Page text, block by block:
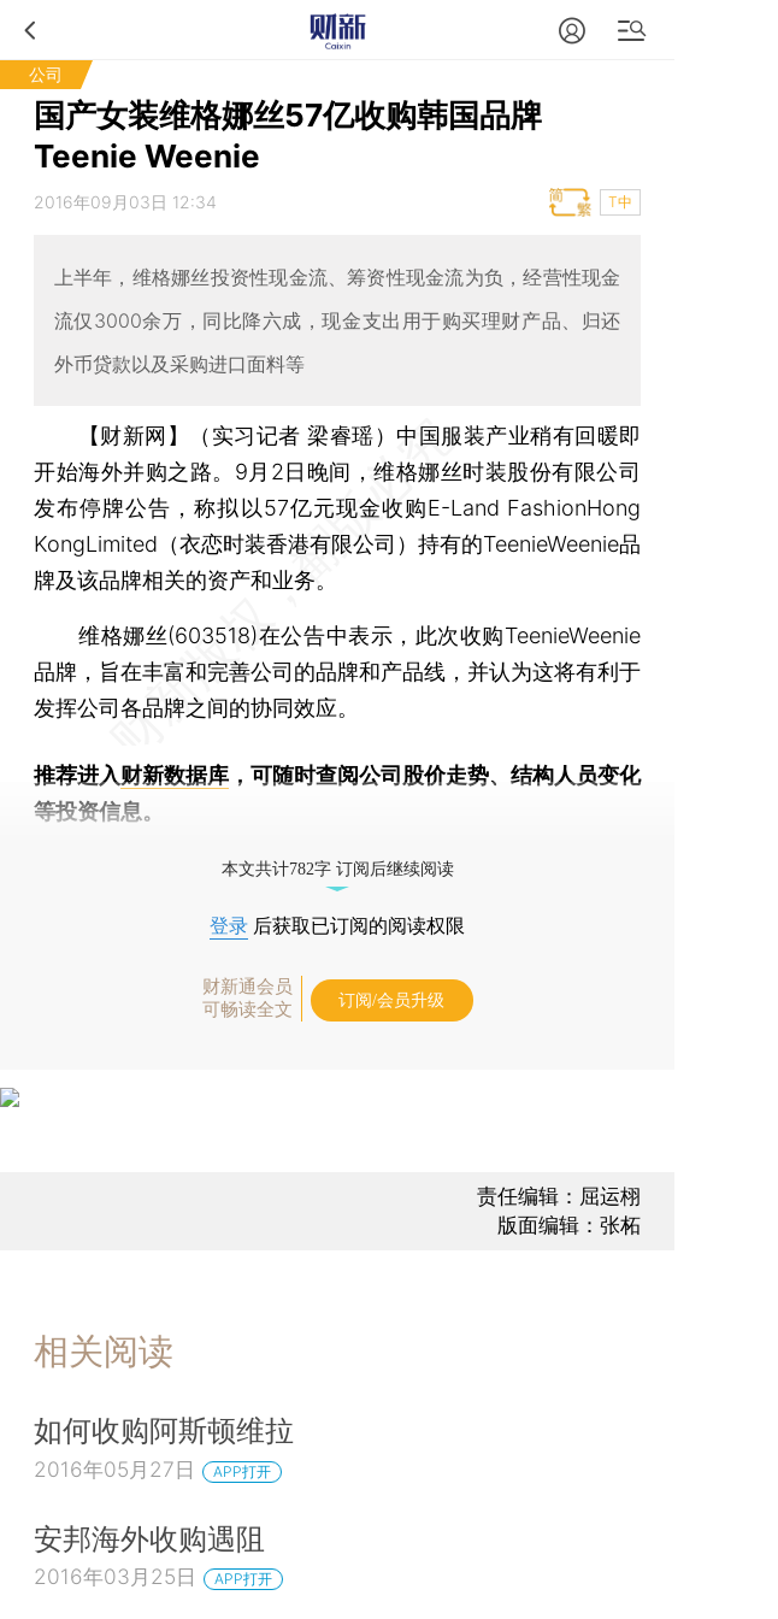
公司
国产女装维格娜丝57亿收购韩国品牌
Teenie Weenie
2016年09月03日 12:34 T中
上半年，维格娜丝投资性现金流、筹资性现金流为负，经营性现金
流仅3000余万，同比降六成，现金支出用于购买理财产品、归还
外币贷款以及采购进口面料等
【财新网】（实习记者 梁睿瑶） 中国服装产业稍有回暖即
开始海外并购之路。9月2日晚间，维格娜丝时装股份有限公司
发布停牌公告，称拟以57亿元现金收购E-Land FashionHong
KongLimited（衣恋时装香港有限公司）持有的TeenieWeenie品
牌及该品牌相关的资产和业务。
维格娜丝(603518)在公告中表示，此次收购TeenieWeenie
品牌，旨在丰富和完善公司的品牌和产品线，并认为这将有利于
发挥公司各品牌之间的协同效应。
推荐进入财新数据库 ，可随时查阅公司股价走势、结构人员变化
等投资信息。
本文共计782字 订阅后继续阅读
登录 后获取已订阅的阅读权限
财新通会员
可畅读全文
订阅/会员升级
责任编辑：屈运栩
版面编辑：张柘
相关阅读
如何收购阿斯顿维拉
2016年05月27日 APP打开
安邦海外收购遇阻
2016年03月25日 APP打开